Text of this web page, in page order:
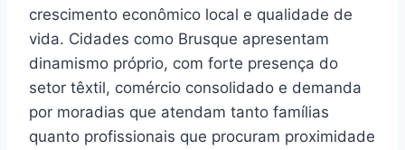
crescimento econômico local e qualidade de
vida. Cidades como Brusque apresentam
dinamismo próprio, com forte presença do
setor têxtil, comércio consolidado e demanda
por moradias que atendam tanto famílias
quanto profissionais que procuram proximidade